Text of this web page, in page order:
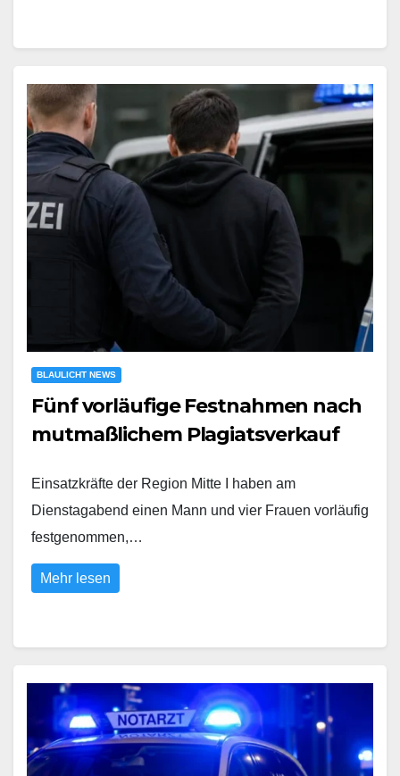
BLAULICHT NEWS
Fünf vorläufige Festnahmen nach
mutmaßlichem Plagiatsverkauf
Einsatzkräfte der Region Mitte I haben am
Dienstagabend einen Mann und vier Frauen vorläufig
festgenommen,…
Mehr lesen